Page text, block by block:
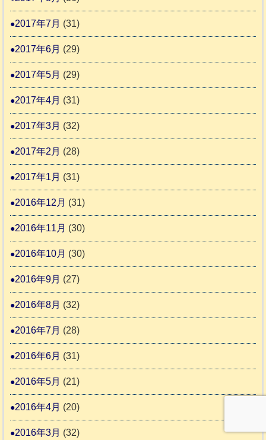
2017年7月 (31)
2017年6月 (29)
2017年5月 (29)
2017年4月 (31)
2017年3月 (32)
2017年2月 (28)
2017年1月 (31)
2016年12月 (31)
2016年11月 (30)
2016年10月 (30)
2016年9月 (27)
2016年8月 (32)
2016年7月 (28)
2016年6月 (31)
2016年5月 (21)
2016年4月 (20)
2016年3月 (32)